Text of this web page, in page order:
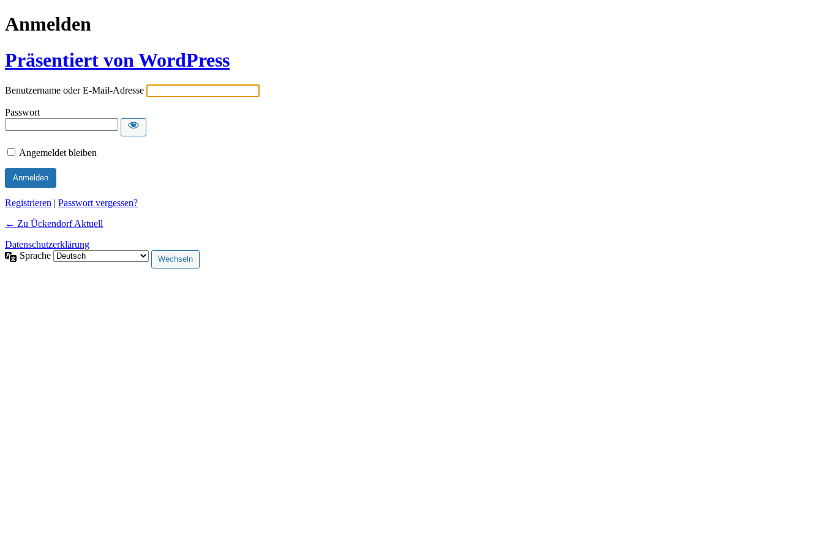
Anmelden
Präsentiert von WordPress
Benutzername oder E-Mail-Adresse
Passwort
Angemeldet bleiben
Alternative:
Registrieren | Passwort vergessen?
← Zu Ückendorf Aktuell
Datenschutzerklärung
Sprache